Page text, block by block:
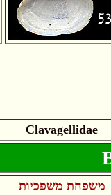
Clavagellidae
משפחת משפכיות